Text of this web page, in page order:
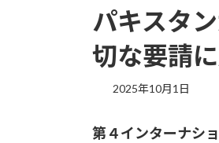
パキスタ
切な要請
2025年10月1日
第４インターナシ